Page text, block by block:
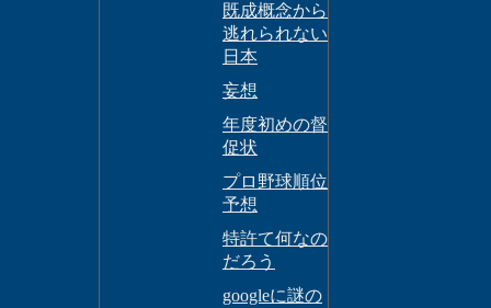
既成概念から
逃れられない
日本
妄想
年度初めの督
促状
プロ野球順位
予想
特許て何なの
だろう
googleに謎の